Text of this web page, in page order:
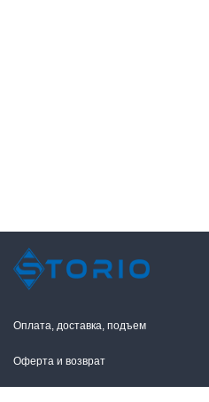
Оплата, доставка, подъем
Оферта и возврат